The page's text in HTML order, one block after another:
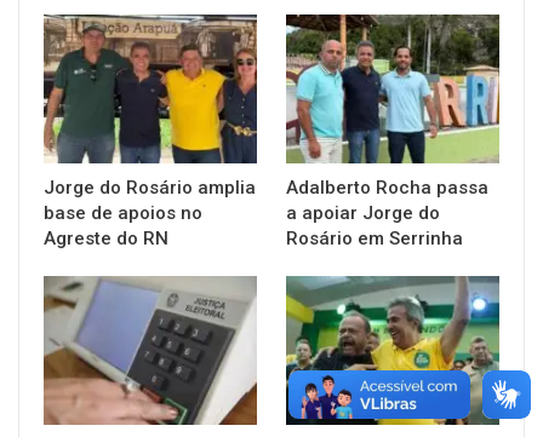
Jorge do Rosário amplia
base de apoios no
Agreste do RN
Adalberto Rocha passa
a apoiar Jorge do
Rosário em Serrinha